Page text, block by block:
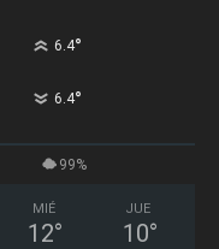
6.4°
6.4°
99%
MIÉ
12°
JUE
10°